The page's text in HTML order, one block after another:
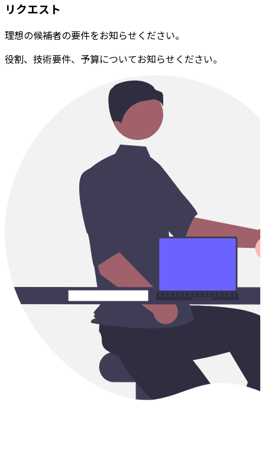
リクエスト
理想の候補者の要件をお知らせください。
役割、技術要件、予算についてお知らせください。